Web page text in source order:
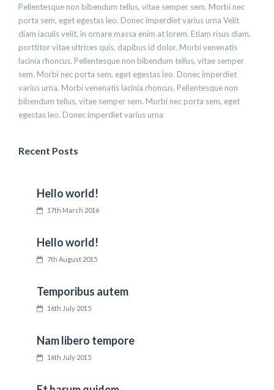
Pellentesque non bibendum tellus, vitae semper sem. Morbi nec
porta sem, eget egestas leo. Donec imperdiet varius urna Velit
diam iaculis velit, in ornare massa enim at lorem. Etiam risus diam,
porttitor vitae ultrices quis, dapibus id dolor. Morbi venenatis
lacinia rhoncus. Pellentesque non bibendum tellus, vitae semper
sem. Morbi nec porta sem, eget egestas leo. Donec imperdiet
varius urna. Morbi venenatis lacinia rhoncus. Pellentesque non
bibendum tellus, vitae semper sem. Morbi nec porta sem, eget
egestas leo. Donec imperdiet varius urna
Recent Posts
Hello world!
17th March 2016
Hello world!
7th August 2015
Temporibus autem
16th July 2015
Nam libero tempore
16th July 2015